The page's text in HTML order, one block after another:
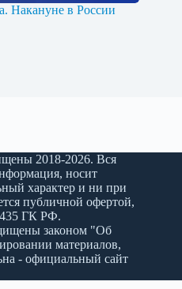
Накануне в России
2018-2026. Вся
носит
характер и ни при
публичной офертой,
ГК РФ.
законом "Об
материалов,
- официальный сайт